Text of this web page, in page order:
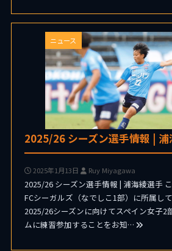
ニュース
2025/26 シーズン選手情報 | 浦
2025年1月13日 Ruy Miyagawa
2025/26 シーズン選手情報 | 浦海綾選手
FCシーガルズ（なでしこ1部）に所属し
2025/26シーズンに向けてスペイン女子2
ムに練習参加することをお知…